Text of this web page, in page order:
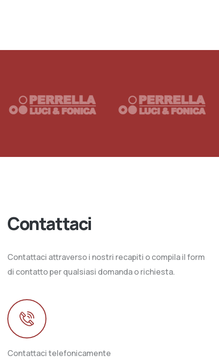
Contattaci
Contattaci attraverso i nostri recapiti o compila il form
di contatto per qualsiasi domanda o richiesta.
Contattaci telefonicamente